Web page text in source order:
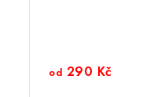
od 290 Kč